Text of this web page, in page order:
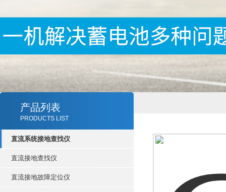
产品列表
PRODUCTS LIST
直流系统接地查找仪
直流接地查找仪
直流接地故障定位仪